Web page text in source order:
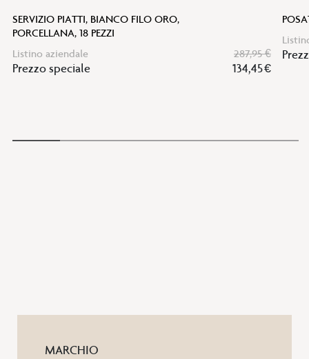
SERVIZIO PIATTI, BIANCO FILO ORO,
PORCELLANA, 18 PEZZI
Listino aziendale
287,95 €
Prezzo speciale 134,45 €
MARCHIO